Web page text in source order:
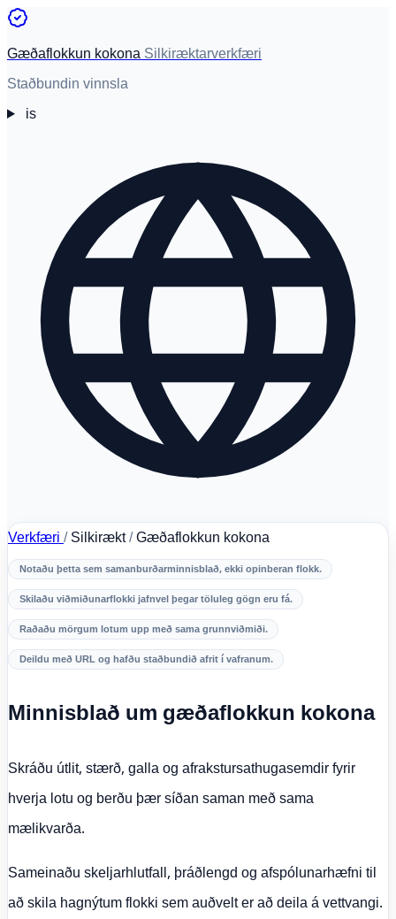
Gæðaflokkun kokonaSilkiræktarverkfæri
Staðbundin vinnsla
is
Verkfæri/Silkirækt/Gæðaflokkun kokona
Notaðu þetta sem samanburðarminnisblað, ekki opinberan flokk.
Skilaðu viðmiðunarflokki jafnvel þegar töluleg gögn eru fá.
Raðaðu mörgum lotum upp með sama grunnviðmiði.
Deildu með URL og hafðu staðbundið afrit í vafranum.
Minnisblað um gæðaflokkun kokona
Skráðu útlit, stærð, galla og afrakstursathugasemdir fyrir
hverja lotu og berðu þær síðan saman með sama
mælikvarða.
Sameinaðu skeljarhlutfall, þráðlengd og afspólunarhæfni til
að skila hagnýtum flokki sem auðvelt er að deila á vettvangi.